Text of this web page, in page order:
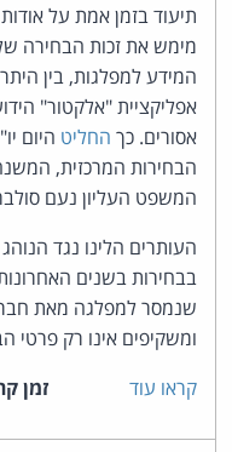
תיעוד בזמן אמת על
מימש את זכות הבחירה
המידע למפלגות, בין
אפליקציית "אלקטור"
אסורים. כך החליט היום
הבחירות המרכזית,
המשפט העליון נעם
העותרים הלינו נגד
בבחירות בשנים
שנמסר למפלגה מאת
ומשקיפים אינו רק פרטי
קראו עוד
זמן